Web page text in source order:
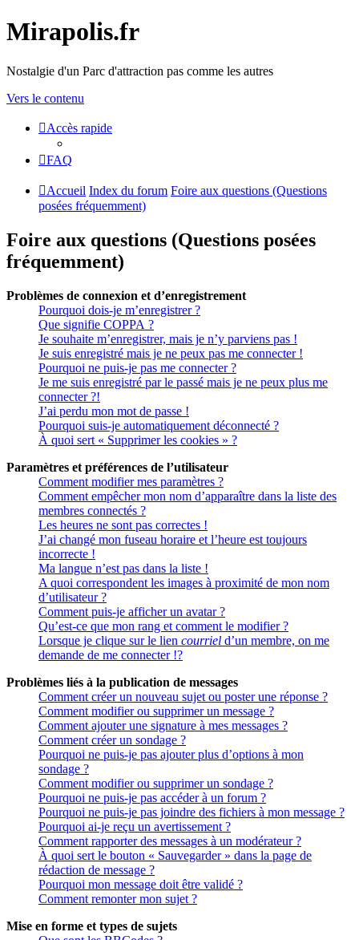
Mirapolis.fr
Nostalgie d'un Parc d'attraction pas comme les autres
Vers le contenu
Accès rapide
FAQ
Accueil Index du forum Foire aux questions (Questions
posées fréquemment)
Foire aux questions (Questions posées
fréquemment)
Problèmes de connexion et d’enregistrement
Pourquoi dois-je m’enregistrer ?
Que signifie COPPA ?
Je souhaite m’enregistrer, mais je n’y parviens pas !
Je suis enregistré mais je ne peux pas me connecter !
Pourquoi ne puis-je pas me connecter ?
Je me suis enregistré par le passé mais je ne peux plus me
connecter ?!
J’ai perdu mon mot de passe !
Pourquoi suis-je automatiquement déconnecté ?
À quoi sert « Supprimer les cookies » ?
Paramètres et préférences de l’utilisateur
Comment modifier mes paramètres ?
Comment empêcher mon nom d’apparaître dans la liste des
membres connectés ?
Les heures ne sont pas correctes !
J’ai changé mon fuseau horaire et l’heure est toujours
incorrecte !
Ma langue n’est pas dans la liste !
A quoi correspondent les images à proximité de mon nom
d’utilisateur ?
Comment puis-je afficher un avatar ?
Qu’est-ce que mon rang et comment le modifier ?
Lorsque je clique sur le lien courriel d’un membre, on me
demande de me connecter !?
Problèmes liés à la publication de messages
Comment créer un nouveau sujet ou poster une réponse ?
Comment modifier ou supprimer un message ?
Comment ajouter une signature à mes messages ?
Comment créer un sondage ?
Pourquoi ne puis-je pas ajouter plus d’options à mon
sondage ?
Comment modifier ou supprimer un sondage ?
Pourquoi ne puis-je pas accéder à un forum ?
Pourquoi ne puis-je pas joindre des fichiers à mon message ?
Pourquoi ai-je reçu un avertissement ?
Comment rapporter des messages à un modérateur ?
À quoi sert le bouton « Sauvegarder » dans la page de
rédaction de message ?
Pourquoi mon message doit être validé ?
Comment remonter mon sujet ?
Mise en forme et types de sujets